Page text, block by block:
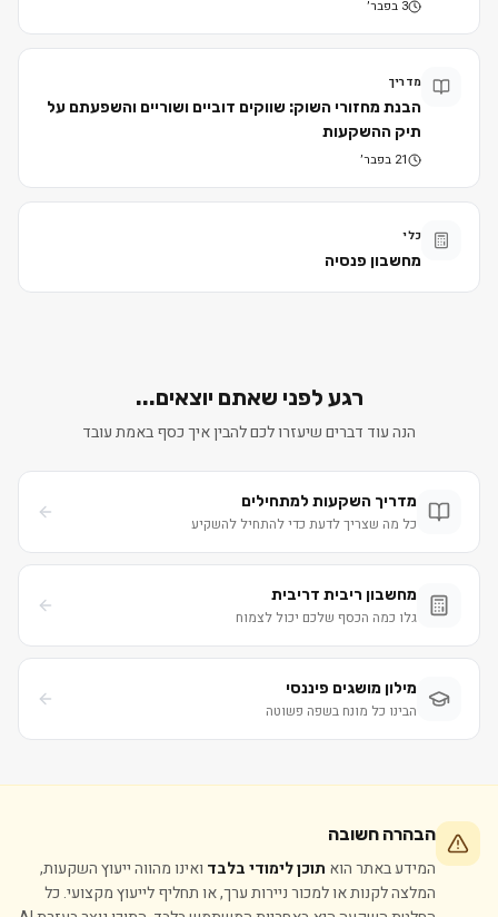
3 בפבר׳
מדריך
הבנת מחזורי השוק: שווקים דוביים ושוריים והשפעתם על
תיק ההשקעות
21 בפבר׳
כלי
מחשבון פנסיה
רגע לפני שאתם יוצאים...
הנה עוד דברים שיעזרו לכם להבין איך כסף באמת עובד
מדריך השקעות למתחילים
כל מה שצריך לדעת כדי להתחיל להשקיע
מחשבון ריבית דריבית
גלו כמה הכסף שלכם יכול לצמוח
מילון מושגים פיננסי
הבינו כל מונח בשפה פשוטה
הבהרה חשובה
המידע באתר הוא תוכן לימודי בלבד ואינו מהווה ייעוץ השקעות,
המלצה לקנות או למכור ניירות ערך, או תחליף לייעוץ מקצועי. כל